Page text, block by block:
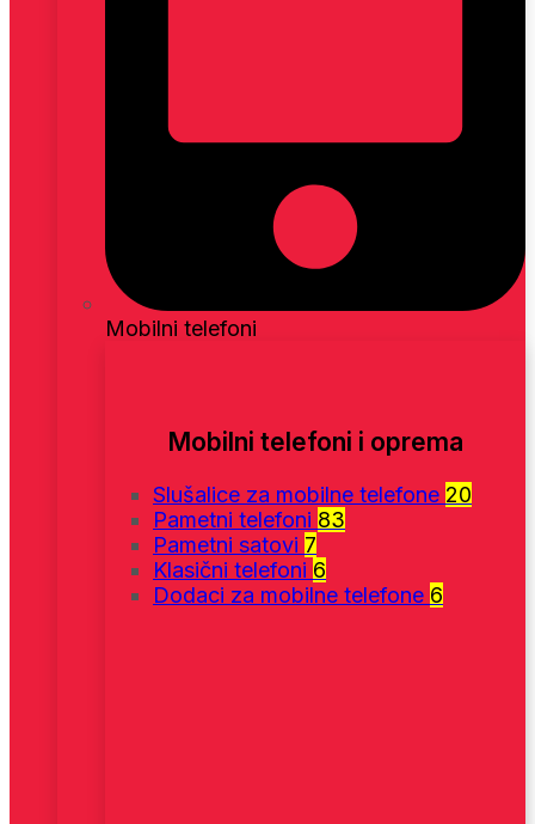
Mobilni telefoni
Mobilni telefoni i oprema
Slušalice za mobilne telefone 20
Pametni telefoni 83
Pametni satovi 7
Klasični telefoni 6
Dodaci za mobilne telefone 6